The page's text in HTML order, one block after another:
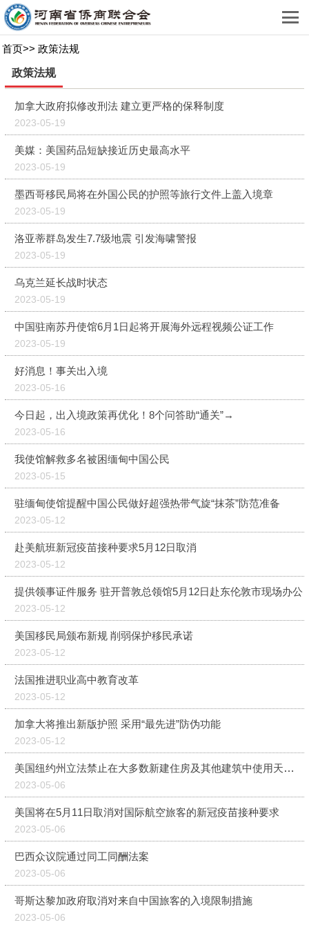
首页>> 政策法规
政策法规
加拿大政府拟修改刑法 建立更严格的保释制度
2023-05-19
美媒：美国药品短缺接近历史最高水平
2023-05-19
墨西哥移民局将在外国公民的护照等旅行文件上盖入境章
2023-05-19
洛亚蒂群岛发生7.7级地震 引发海啸警报
2023-05-19
乌克兰延长战时状态
2023-05-19
中国驻南苏丹使馆6月1日起将开展海外远程视频公证工作
2023-05-19
好消息！事关出入境
2023-05-16
今日起，出入境政策再优化！8个问答助“通关”→
2023-05-16
我使馆解救多名被困缅甸中国公民
2023-05-15
驻缅甸使馆提醒中国公民做好超强热带气旋“抹茶”防范准备
2023-05-12
赴美航班新冠疫苗接种要求5月12日取消
2023-05-12
提供领事证件服务 驻开普敦总领馆5月12日赴东伦敦市现场办公
2023-05-12
美国移民局颁布新规 削弱保护移民承诺
2023-05-12
法国推进职业高中教育改革
2023-05-12
加拿大将推出新版护照 采用“最先进”防伪功能
2023-05-12
美国纽约州立法禁止在大多数新建住房及其他建筑中使用天然气
2023-05-06
美国将在5月11日取消对国际航空旅客的新冠疫苗接种要求
2023-05-06
巴西众议院通过同工同酬法案
2023-05-06
哥斯达黎加政府取消对来自中国旅客的入境限制措施
2023-05-06